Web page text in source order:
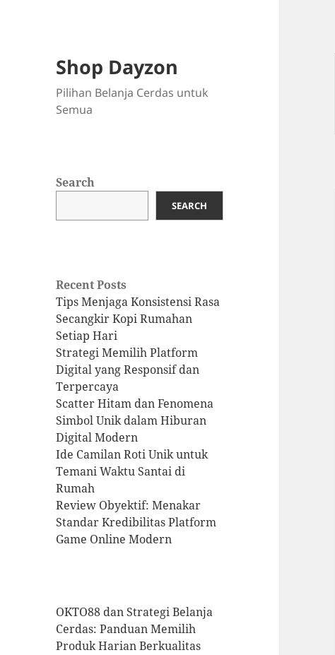
Shop Dayzon
Pilihan Belanja Cerdas untuk
Semua
Search
SEARCH
Recent Posts
Tips Menjaga Konsistensi Rasa
Secangkir Kopi Rumahan
Setiap Hari
Strategi Memilih Platform
Digital yang Responsif dan
Terpercaya
Scatter Hitam dan Fenomena
Simbol Unik dalam Hiburan
Digital Modern
Ide Camilan Roti Unik untuk
Temani Waktu Santai di
Rumah
Review Obyektif: Menakar
Standar Kredibilitas Platform
Game Online Modern
OKTO88 dan Strategi Belanja
Cerdas: Panduan Memilih
Produk Harian Berkualitas